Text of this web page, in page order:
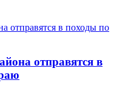
отправятся в